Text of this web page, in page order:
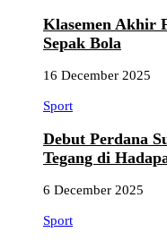
Klasemen Akhir
Sepak Bola
16 December 2025
Sport
Debut Perdana
Tegang di
6 December 2025
Sport